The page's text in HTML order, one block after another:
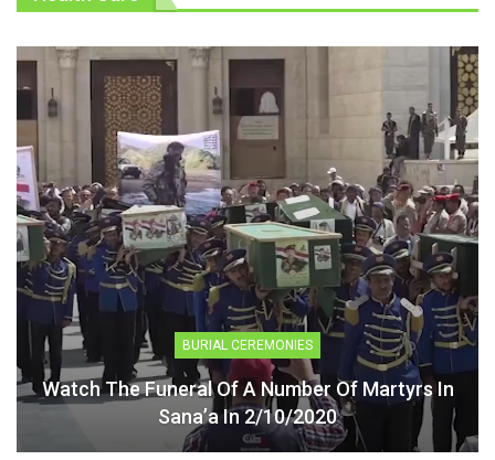
BURIAL CEREMONIES
Watch The Funeral Of A Number Of Martyrs In
Sana’a In 2/10/2020